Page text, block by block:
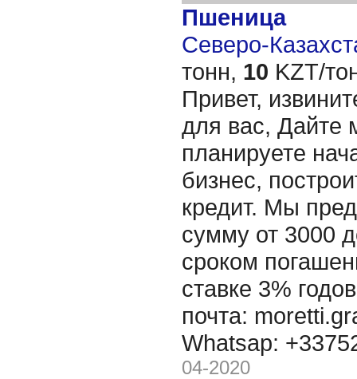
Пшеница
Северо-
тонн, 10 KZT/
Привет,
для вас, Дайте
планируете
бизнес,
кредит. Мы
сумму от 3000
сроком
ставке 3%
почта:
Whatsap:
04-2020